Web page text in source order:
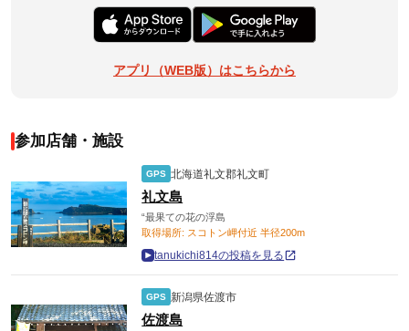
アプリ（WEB版）はこちらから
参加店舗・施設
GPS 北海道礼文郡礼文町
礼文島
“最果ての花の浮島
取得場所: スコトン岬付近 半径200m
tanukichi814の投稿を見る
GPS 新潟県佐渡市
佐渡島